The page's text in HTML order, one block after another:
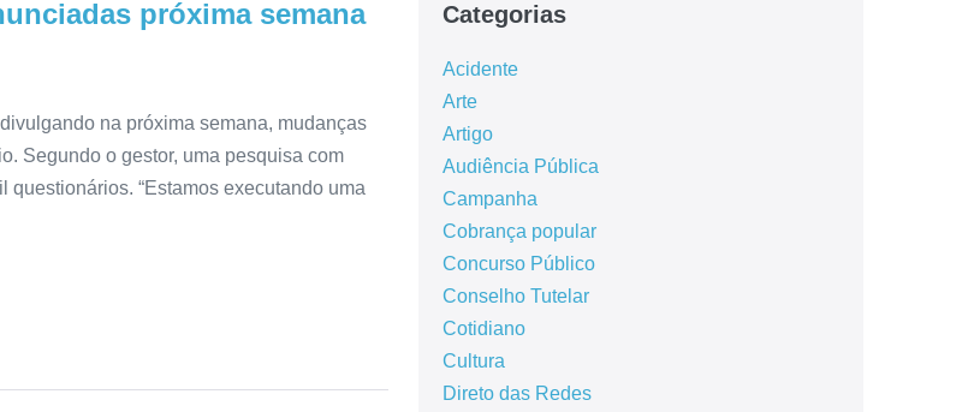
próxima semana
na próxima semana, mudanças
Segundo o gestor, uma pesquisa com
“Estamos executando uma
Categorias
Acidente
Arte
Artigo
Audiência Pública
Campanha
Cobrança popular
Concurso Público
Conselho Tutelar
Cotidiano
Cultura
Direto das Redes